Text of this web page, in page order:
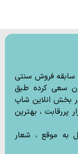
لادن با بیش از ۵۰ سال سابقه فروش سنتی
سعی کرده طبق
بخش انلاین شاپ
پررقابت ، بهترین
به موقع ، شعار